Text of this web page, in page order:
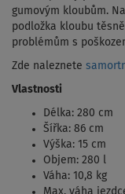
gumovým kloubům.
podložka kloubu
problémům s
Zde naleznete
Vlastnosti
Délka: 280 cm
Šířka: 86 cm
Výška: 15 cm
Objem: 280 l
Váha: 10,8 kg
Max. váha